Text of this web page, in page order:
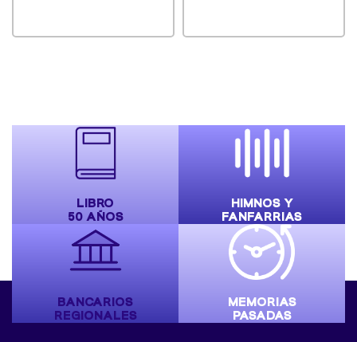
LIBRO
50 AÑOS
HIMNOS Y
FANFARRIAS
BANCARIOS
REGIONALES
MEMORIAS
PASADAS